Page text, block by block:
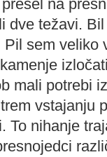
na
dve težavi.
sem veliko
mali potrebi
vstajanju
To nihanje